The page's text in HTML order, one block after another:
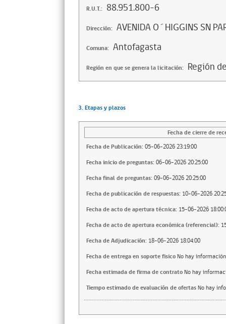
R.U.T.: 88.951.800-6
Dirección: AVENIDA O´HIGGINS SN
Comuna: Antofagasta
Región en que se genera la licitación: Región
3. Etapas y plazos
Fecha de cierre de
Fecha de Publicación: 05-06-2026 23:19:00
Fecha inicio de preguntas: 06-06-2026 20:25:00
Fecha final de preguntas: 09-06-2026 20:25:00
Fecha de publicación de respuestas: 10-06-2026
Fecha de acto de apertura técnica: 15-06-2026
Fecha de acto de apertura económica (referencial):
Fecha de Adjudicación: 18-06-2026 18:04:00
Fecha de entrega en soporte fisicoNo hay información
Fecha estimada de firma de contratoNo hay
Tiempo estimado de evaluación de ofertasNo hay